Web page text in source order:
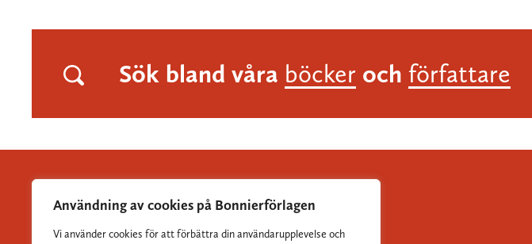
Användning av cookies på Bonnierförlagen
Vi använder cookies för att förbättra din användarupplevelse och
Sök bland våra böcker och författare